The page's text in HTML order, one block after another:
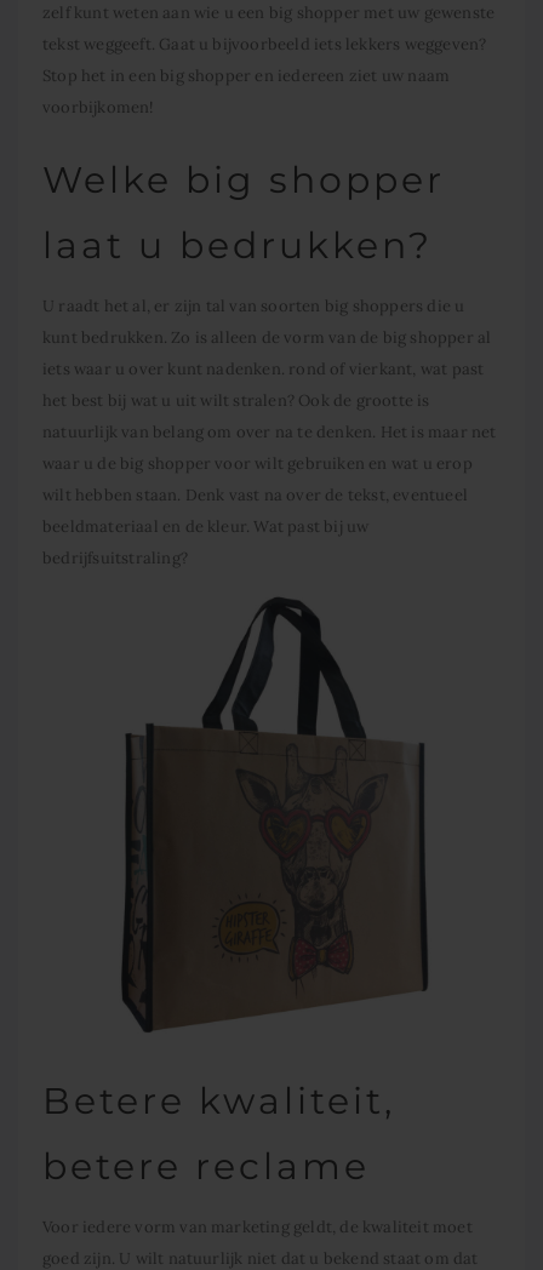
zelf kunt weten aan wie u een big shopper met uw gewenste
tekst weggeeft. Gaat u bijvoorbeeld iets lekkers weggeven?
Stop het in een big shopper en iedereen ziet uw naam
voorbijkomen!
Welke big shopper
laat u bedrukken?
U raadt het al, er zijn tal van soorten big shoppers die u
kunt bedrukken. Zo is alleen de vorm van de big shopper al
iets waar u over kunt nadenken. rond of vierkant, wat past
het best bij wat u uit wilt stralen? Ook de grootte is
natuurlijk van belang om over na te denken. Het is maar net
waar u de big shopper voor wilt gebruiken en wat u erop
wilt hebben staan. Denk vast na over de tekst, eventueel
beeldmateriaal en de kleur. Wat past bij uw
bedrijfsuitstraling?
Betere kwaliteit,
betere reclame
Voor iedere vorm van marketing geldt, de kwaliteit moet
goed zijn. U wilt natuurlijk niet dat u bekend staat om dat